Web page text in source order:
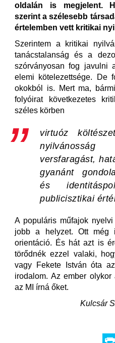
oldalán is megjelent.
szerint a szélesebb
értelemben vett kritikai
Szerintem a kritikai
tanácstalanság és a
szórványosan fog javulni
elemi kötelezettsége. De
okokból is. Mert ma,
folyóirat következetes
széles körben
virtuóz
versfaragást,
gyanánt
és
publicisztikai
A populáris műfajok
jobb a helyzet. Ott még
orientáció. És hát azt is
törődnék ezzel valaki,
vagy Fekete István óta
irodalom. Az ember
az MI írná őket.
Kulcsár